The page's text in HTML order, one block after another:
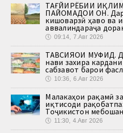
ТАҒЙИРЁБИИ
ПАЙОМАДҲОИ ОН.
кишоварзӣ ҳаво ва
аввалиндараҷа
🕔 09:14, 7.Авг 2026
ТАВСИЯҲОИ МУФИД.
нави захира
сабзавот барои
🕔 10:36, 6.Авг 2026
Малакаҳои рақамӣ
иқтисоди
Тоҷикистон
🕔 11:30, 4.Авг 2026